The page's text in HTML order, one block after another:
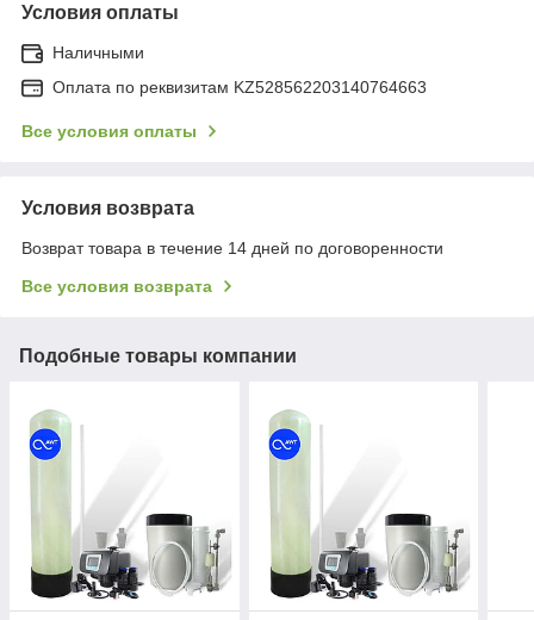
Условия оплаты
Наличными
Оплата по реквизитам KZ528562203140764663
Все условия оплаты
Условия возврата
Возврат товара в течение 14 дней по договоренности
Все условия возврата
Подобные товары компании